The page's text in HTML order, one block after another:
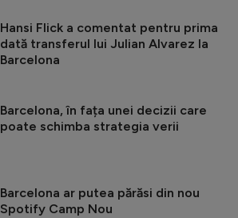
Hansi Flick a comentat pentru prima
dată transferul lui Julian Alvarez la
Barcelona
Barcelona, în fața unei decizii care
poate schimba strategia verii
Barcelona ar putea părăsi din nou
Spotify Camp Nou